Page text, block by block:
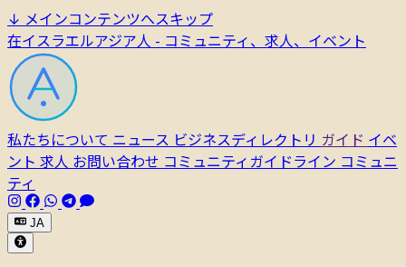
↓ メインコンテンツへスキップ
在イスラエルアジア人 - コミュニティ、求人、イベント
私たちについて ニュース ビジネスディレクトリ ガイド イベ
ント 求人 お問い合わせ コミュニティガイドライン コミュニ
ティ
JA